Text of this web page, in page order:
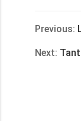
Previous:
Next: